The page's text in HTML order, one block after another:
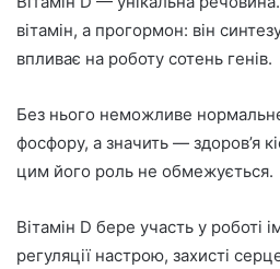
вітамін, а прогормон: він
впливає на роботу сотень генів.
Без нього неможливе
фосфору, а значить — здоров’я
цим його роль не обмежується.
Вітамін D бере участь у роботі
регуляції настрою, захисті